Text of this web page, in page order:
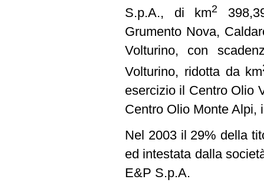
S.p.A., di km2
Grumento Nova,
Volturino, con
Volturino, ridotta da km
esercizio il Centro Olio
Centro Olio Monte Alpi,
Nel 2003 il 29% della
ed intestata dalla
E&P S.p.A.